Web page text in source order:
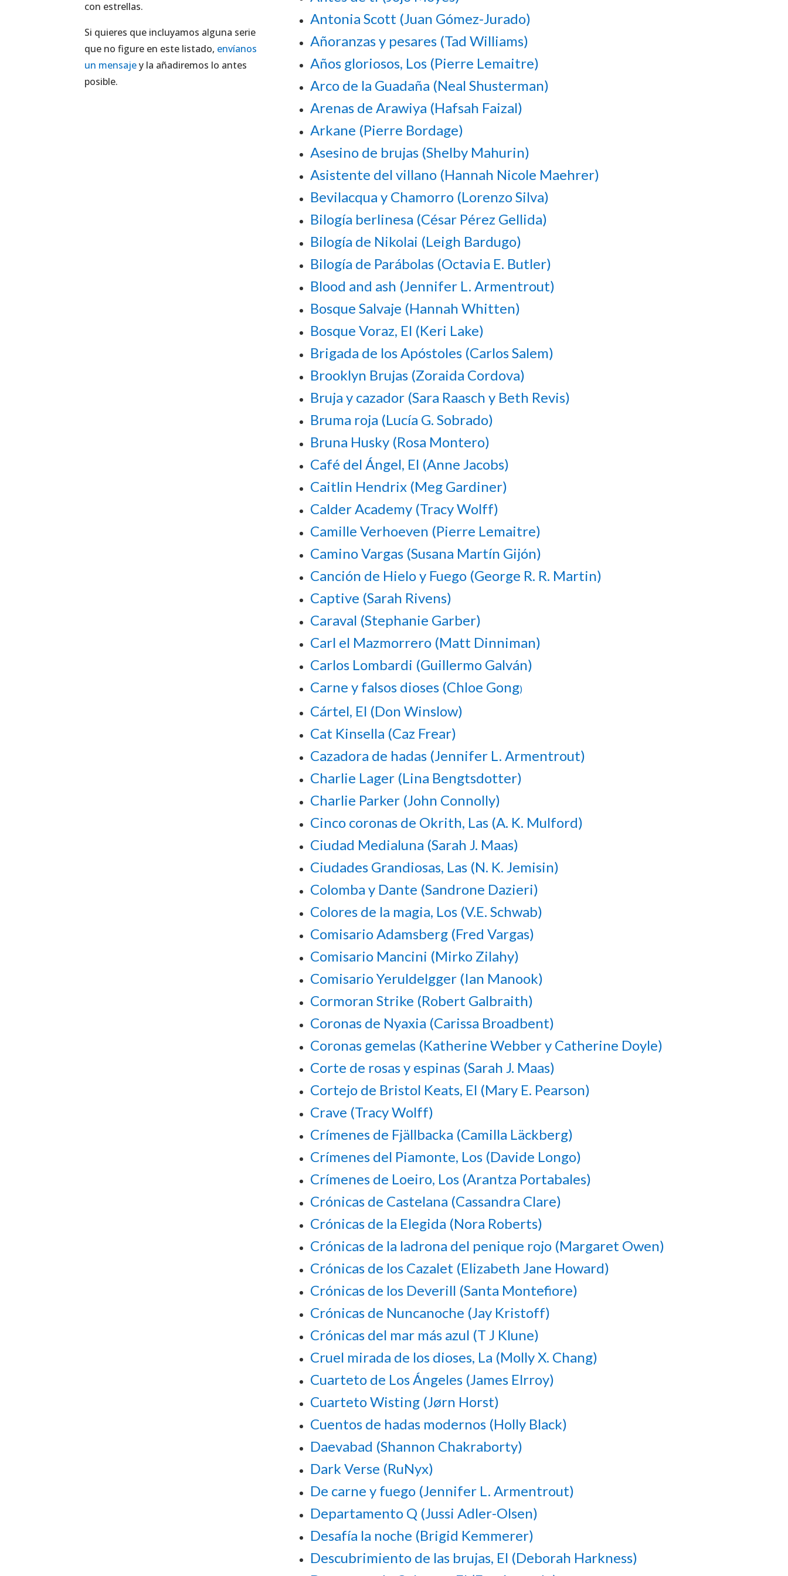
con estrellas.
Si quieres que incluyamos alguna serie
que no figure en este listado, envíanos
un mensajey la añadiremos lo antes
posible.
Antonia Scott (Juan Gómez-Jurado)
Añoranzas y pesares (Tad Williams)
Años gloriosos, Los (Pierre Lemaitre)
Arco de la Guadaña (Neal Shusterman)
Arenas de Arawiya (Hafsah Faizal)
Arkane (Pierre Bordage)
Asesino de brujas (Shelby Mahurin)
Asistente del villano (Hannah Nicole Maehrer)
Bevilacqua y Chamorro (Lorenzo Silva)
Bilogía berlinesa (César Pérez Gellida)
Bilogía de Nikolai (Leigh Bardugo)
Bilogía de Parábolas (Octavia E. Butler)
Blood and ash (Jennifer L. Armentrout)
Bosque Salvaje (Hannah Whitten)
Bosque Voraz, El (Keri Lake)
Brigada de los Apóstoles (Carlos Salem)
Brooklyn Brujas (Zoraida Cordova)
Bruja y cazador (Sara Raasch y Beth Revis)
Bruma roja (Lucía G. Sobrado)
Bruna Husky (Rosa Montero)
Café del Ángel, El (Anne Jacobs)
Caitlin Hendrix (Meg Gardiner)
Calder Academy (Tracy Wolff)
Camille Verhoeven (Pierre Lemaitre)
Camino Vargas (Susana Martín Gijón)
Canción de Hielo y Fuego (George R. R. Martin)
Captive (Sarah Rivens)
Caraval (Stephanie Garber)
Carl el Mazmorrero (Matt Dinniman)
Carlos Lombardi (Guillermo Galván)
Carne y falsos dioses (Chloe Gong)
Cártel, El (Don Winslow)
Cat Kinsella (Caz Frear)
Cazadora de hadas (Jennifer L. Armentrout)
Charlie Lager (Lina Bengtsdotter)
Charlie Parker (John Connolly)
Cinco coronas de Okrith, Las (A. K. Mulford)
Ciudad Medialuna (Sarah J. Maas)
Ciudades Grandiosas, Las (N. K. Jemisin)
Colomba y Dante (Sandrone Dazieri)
Colores de la magia, Los (V.E. Schwab)
Comisario Adamsberg (Fred Vargas)
Comisario Mancini (Mirko Zilahy)
Comisario Yeruldelgger (Ian Manook)
Cormoran Strike (Robert Galbraith)
Coronas de Nyaxia (Carissa Broadbent)
Coronas gemelas (Katherine Webber y Catherine Doyle)
Corte de rosas y espinas (Sarah J. Maas)
Cortejo de Bristol Keats, El (Mary E. Pearson)
Crave (Tracy Wolff)
Crímenes de Fjällbacka (Camilla Läckberg)
Crímenes del Piamonte, Los (Davide Longo)
Crímenes de Loeiro, Los (Arantza Portabales)
Crónicas de Castelana (Cassandra Clare)
Crónicas de la Elegida (Nora Roberts)
Crónicas de la ladrona del penique rojo (Margaret Owen)
Crónicas de los Cazalet (Elizabeth Jane Howard)
Crónicas de los Deverill (Santa Montefiore)
Crónicas de Nuncanoche (Jay Kristoff)
Crónicas del mar más azul (T J Klune)
Cruel mirada de los dioses, La (Molly X. Chang)
Cuarteto de Los Ángeles (James Elrroy)
Cuarteto Wisting (Jørn Horst)
Cuentos de hadas modernos (Holly Black)
Daevabad (Shannon Chakraborty)
Dark Verse (RuNyx)
De carne y fuego (Jennifer L. Armentrout)
Departamento Q (Jussi Adler-Olsen)
Desafía la noche (Brigid Kemmerer)
Descubrimiento de las brujas, El (Deborah Harkness)